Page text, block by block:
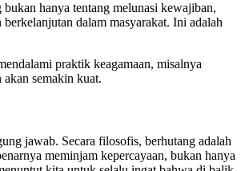
hanya tentang melunasi kewajiban,
dalam masyarakat. Ini adalah
praktik keagamaan, misalnya
semakin kuat.
jawab. Secara filosofis, berhutang adalah
meminjam kepercayaan, bukan hanya